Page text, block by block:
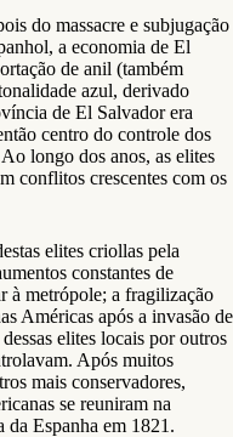
do massacre e subjugação
a economia de El
de anil (também
azul, derivado
de El Salvador era
centro do controle dos
longo dos anos, as elites
conflitos crescentes com os
elites criollas pela
constantes de
à metrópole; a fragilização
Américas após a invasão de
elites locais por outros
Após muitos
mais conservadores,
se reuniram na
da Espanha em 1821.